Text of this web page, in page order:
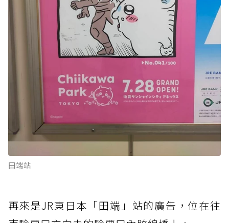
田端站
再來是JR東日本「田端」站的廣告，位在往